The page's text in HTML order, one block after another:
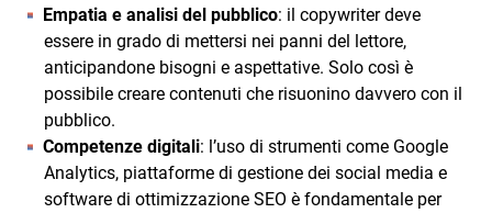
Empatia e analisi del pubblico: il copywriter deve
essere in grado di mettersi nei panni del lettore,
anticipandone bisogni e aspettative. Solo così è
possibile creare contenuti che risuonino davvero con il
pubblico.
Competenze digitali: l’uso di strumenti come Google
Analytics, piattaforme di gestione dei social media e
software di ottimizzazione SEO è fondamentale per